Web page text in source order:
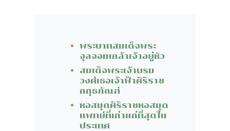
พระบาทสมเด็จพระ
จุลจอมเกล้าเจ้าอยู่หัว
สมเด็จพระเจ้าบรม
วงศ์เธอเจ้าฟ้าศิริราช
กกุธภัณฑ์
หอสมุดศิริราชหอสมุด
แพทย์ที่เก่าแก่ที่สุดใน
ประเทศ